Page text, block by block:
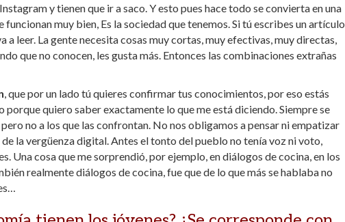
y tienen que ir a saco. Y esto pues hace todo se convierta en una
muy bien, Es la sociedad que tenemos. Si tú escribes un artículo
leer. La gente necesita cosas muy cortas, muy efectivas, muy directas,
que no conocen, les gusta más. Entonces las combinaciones extrañas
, que por un lado tú quieres confirmar tus conocimientos, por eso estás
porque quiero saber exactamente lo que me está diciendo. Siempre se
no a los que las confrontan. No nos obligamos a pensar ni empatizar
la vergüenza digital. Antes el tonto del pueblo no tenía voz ni voto,
Una cosa que me sorprendió, por ejemplo, en diálogos de cocina, en los
realmente diálogos de cocina, fue que de lo que más se hablaba no